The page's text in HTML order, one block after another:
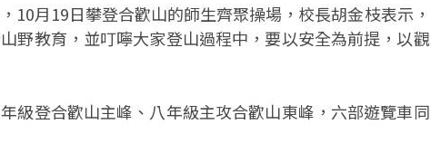
10月19日攀登合歡山的師生齊聚操場，校長胡金枝表示，
野教育，並叮嚀大家登山過程中，要以安全為前提，以觀
級登合歡山主峰、八年級主攻合歡山東峰，六部遊覽車同